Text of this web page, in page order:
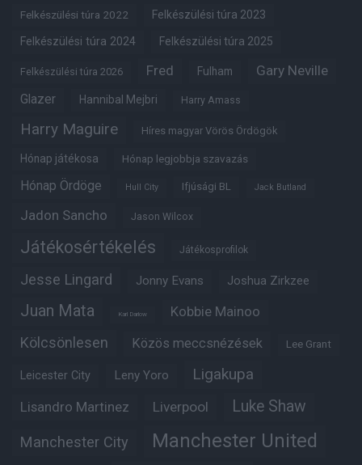
Felkészülési túra 2022 Felkészülési túra 2023
Felkészülési túra 2024 Felkészülési túra 2025
Felkészülési túra 2026 Fred Fulham Gary Neville
Glazer Hannibal Mejbri Harry Amass
Harry Maguire Híres magyar Vörös Ördögök
Hónap játékosa Hónap legjobbja szavazás
Hónap Ördöge Hull City Ifjúsági BL Jack Butland
Jadon Sancho Jason Wilcox
Játékosértékelés Játékosprofilok
Jesse Lingard Jonny Evans Joshua Zirkzee
Juan Mata Karl Darlow Kobbie Mainoo
Kölcsönlesen Közös meccsnézések Lee Grant
Leicester City Leny Yoro Ligakupa
Lisandro Martinez Liverpool Luke Shaw
Manchester City Manchester United